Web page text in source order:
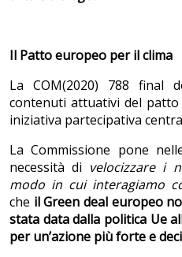
Il Patto europeo per il clima
La COM(2020) 788 final
contenuti attuativi del
iniziativa partecipativa
La Commissione pone
necessità di velocizzare i
modo in cui interagiamo
che il Green deal europeo
stata data dalla politica Ue
perun’azione più forte e